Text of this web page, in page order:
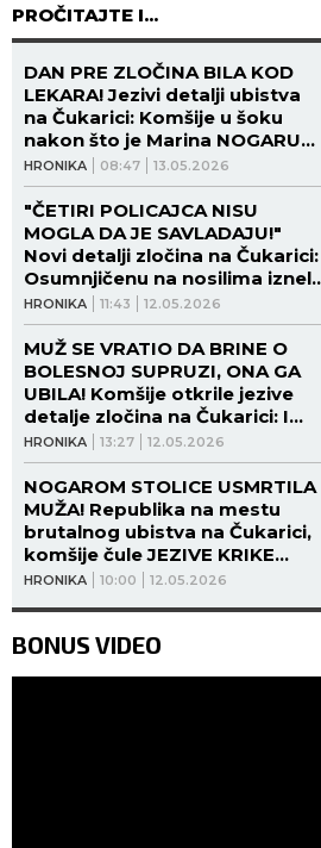
PROČITAJTE I...
HRONIKA 08:47 13.05.2026
DAN PRE ZLOČINA BILA KOD
LEKARA! Jezivi detalji ubistva
na Čukarici: Komšije u šoku
nakon što je Marina NOGARU
STOLICE ZARILA MUŽU U
GRUDI! (FOTO)
HRONIKA 11:43 12.05.2026
"ČETIRI POLICAJCA NISU
MOGLA DA JE SAVLADAJU!"
Novi detalji zločina na Čukarici:
Osumnjičenu na nosilima izneli
iz stana! (FOTO)
HRONIKA 13:27 12.05.2026
MUŽ SE VRATIO DA BRINE O
BOLESNOJ SUPRUZI, ONA GA
UBILA! Komšije otkrile jezive
detalje zločina na Čukarici: I
ranije je pravila incidente!
(FOTO)
HRONIKA 10:00 12.05.2026
NOGAROM STOLICE USMRTILA
MUŽA! Republika na mestu
brutalnog ubistva na Čukarici,
komšije čule JEZIVE KRIKE
zapomaganja! (FOTO)
BONUS VIDEO